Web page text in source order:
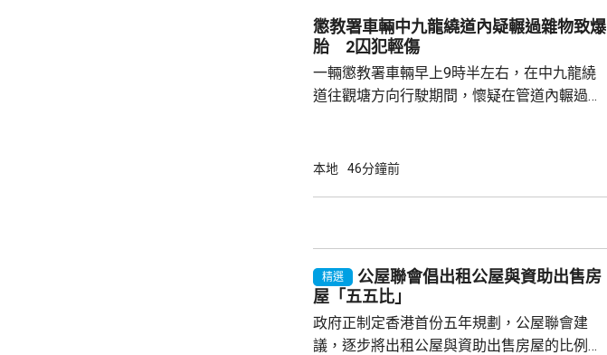
處理和跟進兒童福利個案，個案社工會綜合考
慮相關資料、危機因素及保護因素，並參考專
業人員意見，為兒童制定合適福利...
懲教署車輛中九龍繞道內疑輾過雜物致爆
胎 2囚犯輕傷
一輛懲教署車輛早上9時半左右，在中九龍繞
道往觀塘方向行駛期間，懷疑在管道內輾過雜
教署事後安排另外2輛署方車輛到場，將其他
本地 46分鐘前
精選
公屋聯會倡出租公屋與資助出售房
屋「五五比」
政府正制定香港首份五年規劃，公屋聯會建
議，逐步將出租公屋與資助出售房屋的比例，